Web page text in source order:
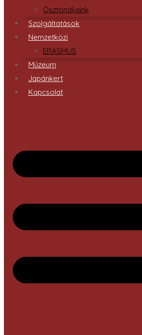
Ösztöndíjaink
Szolgáltatások
Nemzetközi
ERASMUS
Múzeum
Japánkert
Kapcsolat